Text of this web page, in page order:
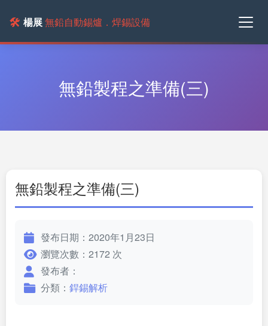
🛠️ 楊展無鉛自動錫爐．焊錫設備
無鉛製程之準備(三)
無鉛製程之準備(三)
發布日期：2020年1月23日
瀏覽次數：2172 次
發布者：
分類： 銲錫解析